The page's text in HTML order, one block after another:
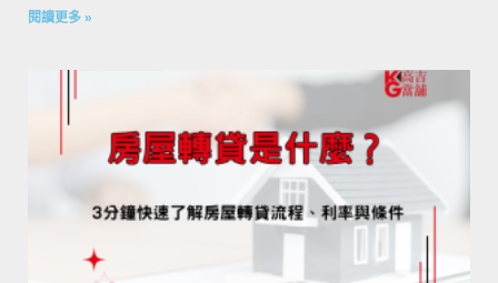
閱讀更多 »